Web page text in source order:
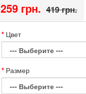
259 грн. 419 грн.
Цвет
Размер